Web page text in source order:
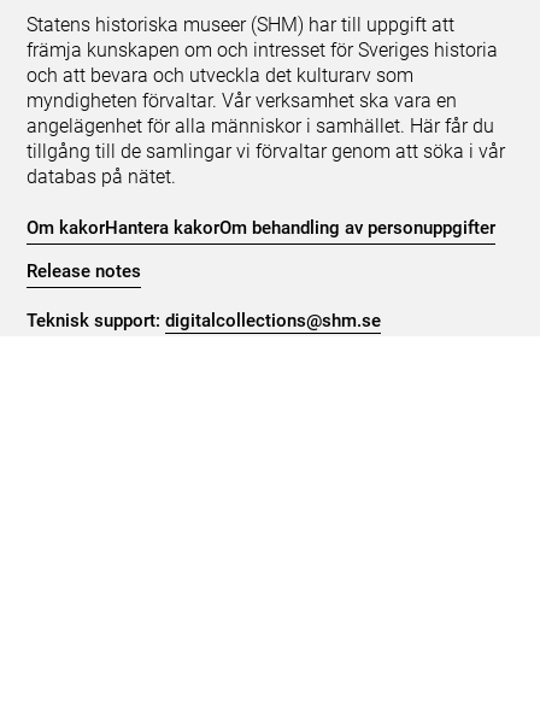
Statens historiska museer (SHM) har till uppgift att
främja kunskapen om och intresset för Sveriges historia
och att bevara och utveckla det kulturarv som
myndigheten förvaltar. Vår verksamhet ska vara en
angelägenhet för alla människor i samhället. Här får du
tillgång till de samlingar vi förvaltar genom att söka i vår
databas på nätet.
Om kakorHantera kakorOm behandling av personuppgifter
Release notes
Teknisk support:digitalcollections@shm.se